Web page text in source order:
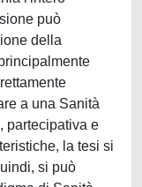
può
della
a una Sanità
partecipativa e
la tesi si
si può